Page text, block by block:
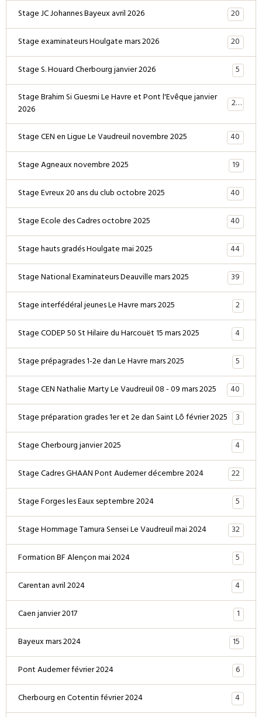
Stage JC Johannes Bayeux avril 2026
20
Stage examinateurs Houlgate mars 2026
20
Stage S. Houard Cherbourg janvier 2026
5
Stage Brahim Si Guesmi Le Havre et Pont l'Evêque janvier
2026 28
Stage CEN en Ligue Le Vaudreuil novembre 2025
40
Stage Agneaux novembre 2025
19
Stage Evreux 20 ans du club octobre 2025
40
Stage Ecole des Cadres octobre 2025
40
Stage hauts gradés Houlgate mai 2025
44
Stage National Examinateurs Deauville mars 2025
39
Stage interfédéral jeunes Le Havre mars 2025
2
Stage CODEP 50 St Hilaire du Harcouët 15 mars 2025
4
Stage prépagrades 1-2e dan Le Havre mars 2025
5
Stage CEN Nathalie Marty Le Vaudreuil 08 - 09 mars 2025
40
Stage préparation grades 1er et 2e dan Saint Lô février 2025 3
Stage Cherbourg janvier 2025
4
Stage Cadres GHAAN Pont Audemer décembre 2024
22
Stage Forges les Eaux septembre 2024
5
Stage Hommage Tamura Sensei Le Vaudreuil mai 2024
32
Formation BF Alençon mai 2024
5
Carentan avril 2024
4
Caen janvier 2017
1
Bayeux mars 2024
15
Pont Audemer février 2024
6
Cherbourg en Cotentin février 2024
4